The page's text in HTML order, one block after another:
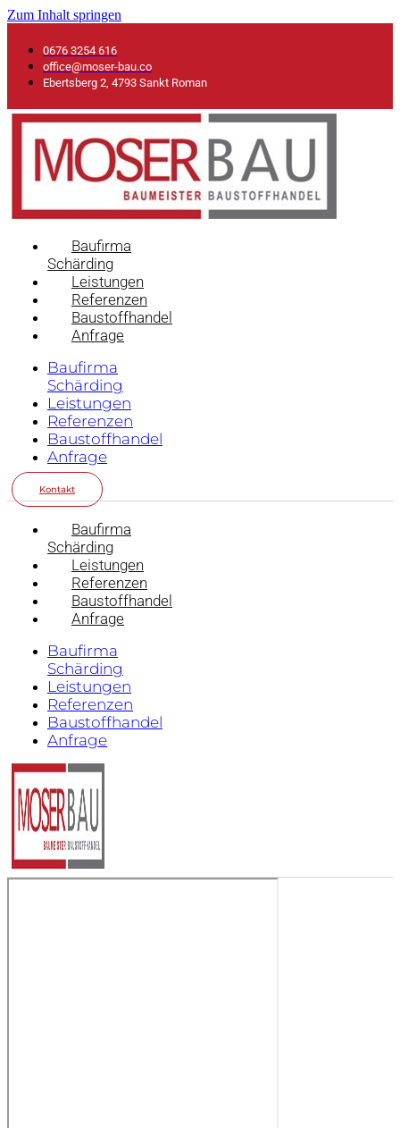
Zum Inhalt springen
0676 3254 616
office@moser-bau.co
Ebertsberg 2, 4793 Sankt Roman
Baufirma
Schärding
Leistungen
Referenzen
Baustoffhandel
Anfrage
Baufirma
Schärding
Leistungen
Referenzen
Baustoffhandel
Anfrage
Kontakt
Baufirma
Schärding
Leistungen
Referenzen
Baustoffhandel
Anfrage
Baufirma
Schärding
Leistungen
Referenzen
Baustoffhandel
Anfrage